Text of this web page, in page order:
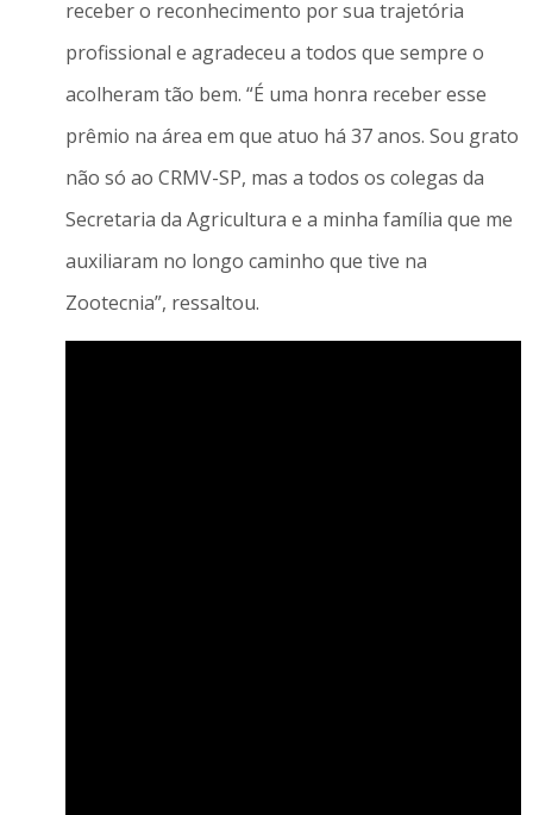
receber o reconhecimento por sua trajetória
profissional e agradeceu a todos que sempre o
acolheram tão bem. “É uma honra receber esse
prêmio na área em que atuo há 37 anos. Sou grato
não só ao CRMV-SP, mas a todos os colegas da
Secretaria da Agricultura e a minha família que me
auxiliaram no longo caminho que tive na
Zootecnia”, ressaltou.